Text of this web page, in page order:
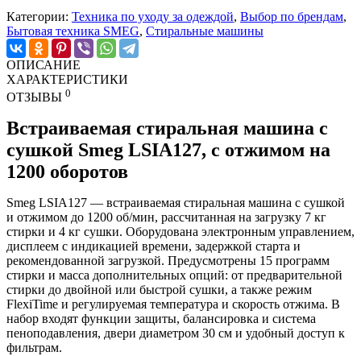
Категории: Техника по уходу за одеждой, Выбор по брендам,
Бытовая техника SMEG, Стиральные машины
ОПИСАНИЕ
ХАРАКТЕРИСТИКИ
ОТЗЫВЫ 0
Встраиваемая стиральная машина с
сушкой Smeg LSIA127, с отжимом на
1200 оборотов
Smeg LSIA127 — встраиваемая стиральная машина с сушкой
и отжимом до 1200 об/мин, рассчитанная на загрузку 7 кг
стирки и 4 кг сушки. Оборудована электронным управлением,
дисплеем с индикацией времени, задержкой старта и
рекомендованной загрузкой. Предусмотрены 15 программ
стирки и масса дополнительных опций: от предварительной
стирки до двойной или быстрой сушки, а также режим
FlexiTime и регулируемая температура и скорость отжима. В
набор входят функции защиты, балансировка и система
пеноподавления, двери диаметром 30 см и удобный доступ к
фильтрам.